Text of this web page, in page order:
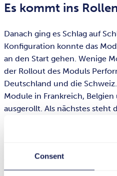
Consent
Es kommt ins
Danach ging es Schlag auf
Konfiguration konnte das
an den Start gehen. Wenige
der Rollout des Moduls
Deutschland und die
Module in Frankreich,
ausgerollt. Als nächstes steht
auf die Expertise von tts.